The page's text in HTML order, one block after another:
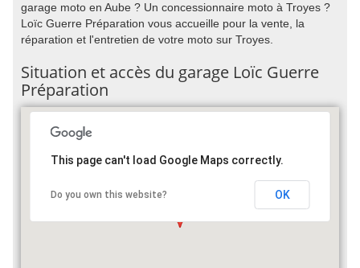
garage moto en Aube ? Un concessionnaire moto à Troyes ?
Loïc Guerre Préparation vous accueille pour la vente, la
réparation et l'entretien de votre moto sur Troyes.
Situation et accès du garage Loïc Guerre
Préparation
This page can't load Google Maps correctly.
Do you own this website? OK